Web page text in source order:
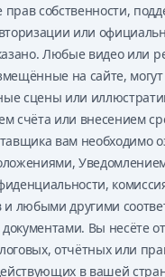
собственности,
или
Любые видео или
на сайте, могут
сцены или
счёта или внесением
вам необходимо
и любыми другими
Вы несёте
отчётных или
в вашей